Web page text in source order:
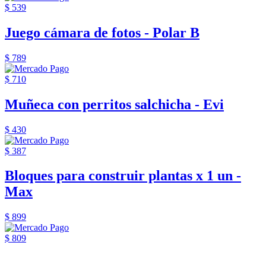
$ 539
Juego cámara de fotos - Polar B
$ 789
$ 710
Muñeca con perritos salchicha - Evi
$ 430
$ 387
Bloques para construir plantas x 1 un -
Max
$ 899
$ 809